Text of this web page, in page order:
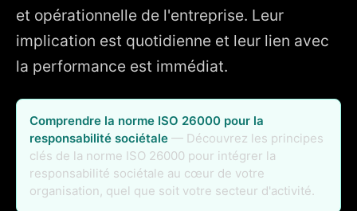
et opérationnelle de l'entreprise. Leur
implication est quotidienne et leur lien avec
la performance est immédiat.
Comprendre la norme ISO 26000 pour la
responsabilité sociétale — Découvrez les principes
clés de la norme ISO 26000 pour intégrer la
responsabilité sociétale au cœur de votre
organisation, quel que soit votre secteur d'activité.